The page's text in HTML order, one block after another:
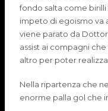
fondo salta come birilli
impeto di egoismo va
viene parato da
assist ai compagni
altro per poter
Nella ripartenza che
enorme palla gol che